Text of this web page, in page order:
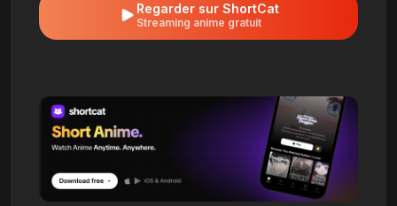
Regarder sur ShortCat
Streaming anime gratuit